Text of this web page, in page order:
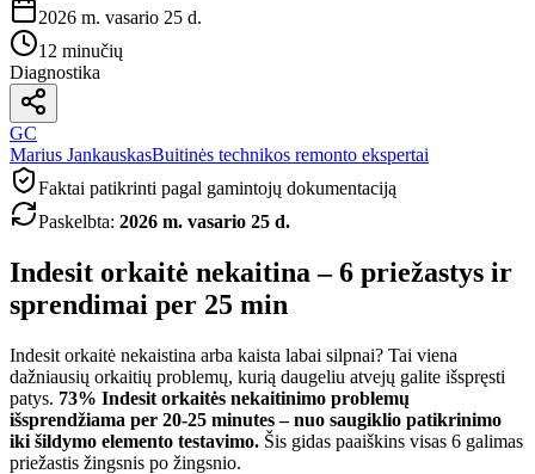
2026 m. vasario 25 d.
12 minučių
Diagnostika
GC
Marius JankauskasBuitinės technikos remonto ekspertai
Faktai patikrinti pagal gamintojų dokumentaciją
Paskelbta: 2026 m. vasario 25 d.
Indesit orkaitė nekaitina – 6 priežastys ir
sprendimai per 25 min
Indesit orkaitė nekaistina arba kaista labai silpnai? Tai viena
dažniausių orkaitių problemų, kurią daugeliu atvejų galite išspręsti
patys. 73% Indesit orkaitės nekaitinimo problemų
išsprendžiama per 20-25 minutes – nuo saugiklio patikrinimo
iki šildymo elemento testavimo. Šis gidas paaiškins visas 6 galimas
priežastis žingsnis po žingsnio.